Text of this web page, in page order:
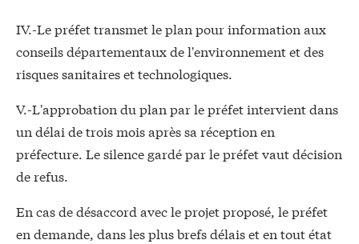
IV.-Le préfet transmet le plan pour information aux
conseils départementaux de l'environnement et des
risques sanitaires et technologiques.
V.-L'approbation du plan par le préfet intervient dans
un délai de trois mois après sa réception en
préfecture. Le silence gardé par le préfet vaut décision
de refus.
En cas de désaccord avec le projet proposé, le préfet
en demande, dans les plus brefs délais et en tout état